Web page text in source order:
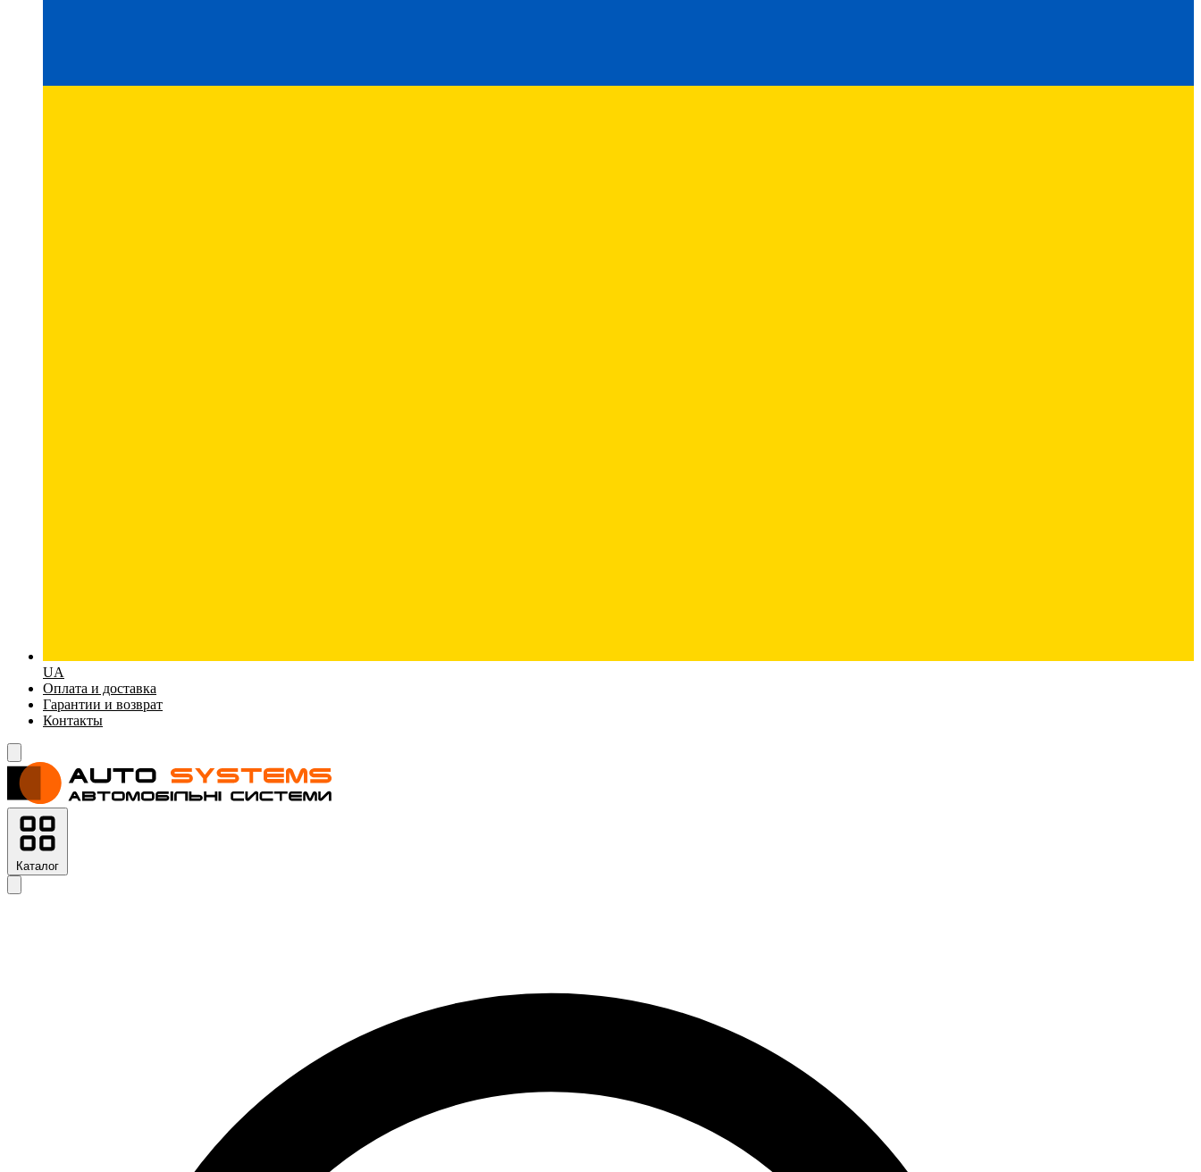
UA
Оплата и доставка
Гарантии и возврат
Контакты
Каталог